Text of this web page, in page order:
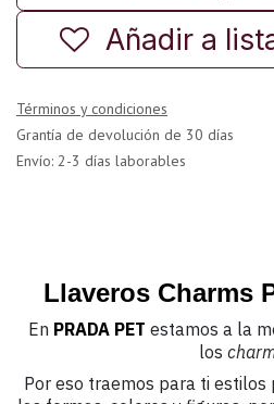
Añadir a
Términos y condiciones
Grantía de devolución de 30 días
Envío: 2-3 días laborables
Llaveros Charms
En PRADA PET estamos a la
los
Por eso traemos para ti estilos